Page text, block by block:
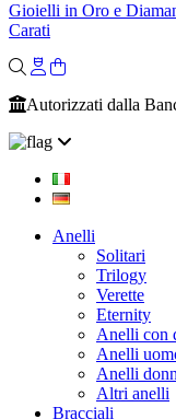
Gioielli in Oro e
Carati
Autorizzati dalla
Anelli
Solitari
Trilogy
Verette
Eternity
Anelli con
Anelli
Anelli
Altri anelli
Bracciali